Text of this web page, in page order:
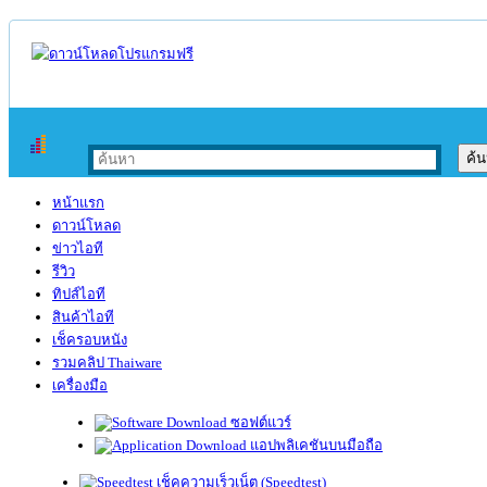
หน้าแรก
ดาวน์โหลด
ข่าวไอที
รีวิว
ทิปส์ไอที
สินค้าไอที
เช็ครอบหนัง
รวมคลิป Thaiware
เครื่องมือ
ซอฟต์แวร์
แอปพลิเคชันบนมือถือ
เช็คความเร็วเน็ต (Speedtest)